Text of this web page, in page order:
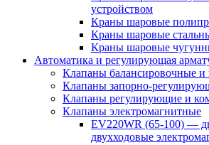
устройством
Краны шаровые
Краны шаровые
Краны шаровые
Автоматика и регулирующая
Клапаны балансировочные
Клапаны запорно-
Клапаны регулирующие и
Клапаны электромагнитные
EV220WR (65-100) —
двухходовые